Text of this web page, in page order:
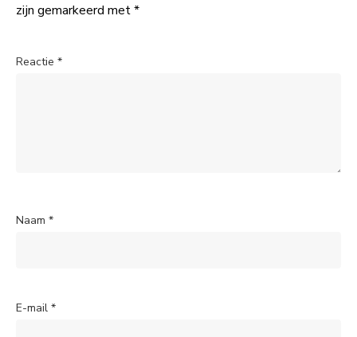
zijn gemarkeerd met*
Reactie *
Naam *
E-mail *